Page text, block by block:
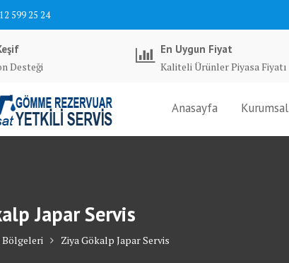
599 25 24
Desteği
En Uygun Fiyat
Kaliteli Ürünler Piyasa Fiyatı
Anasayfa Kurumsal
Japar Servis
Bölgeleri Ziya Gökalp Japar Servis